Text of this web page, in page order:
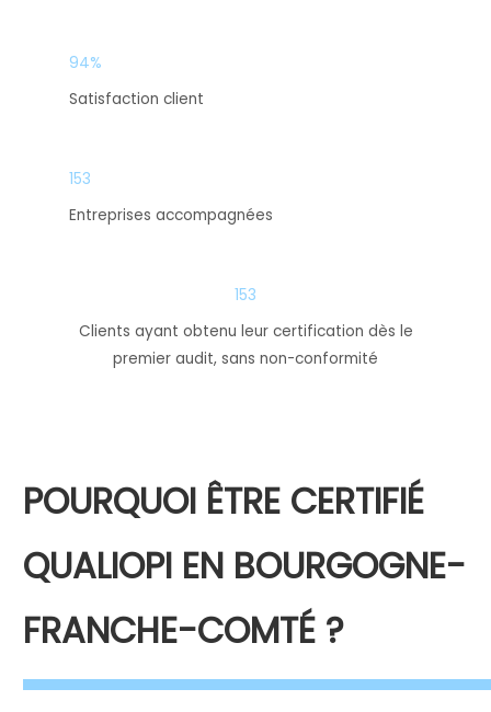
94%
Satisfaction client
153
Entreprises accompagnées
153
Clients ayant obtenu leur certification dès le
premier audit, sans non-conformité
POURQUOI ÊTRE CERTIFIÉ
QUALIOPI EN BOURGOGNE-
FRANCHE-COMTÉ ?